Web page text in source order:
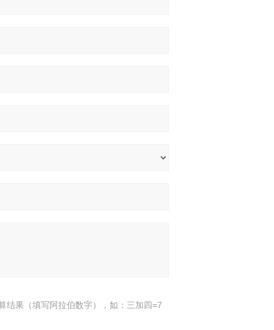
结果（填写阿拉伯数字），如：三加四=7